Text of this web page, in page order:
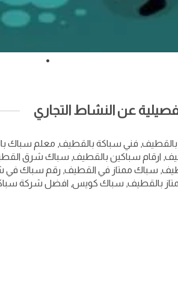
عن النشاط التجاري
فني سباكة بالقطيف, معلم سباك
ارقام سباكين بالقطيف, سباك شرق
سباك ممتاز في القطيف, رقم سباك
بالقطيف, سباك كويس, افضل شركة